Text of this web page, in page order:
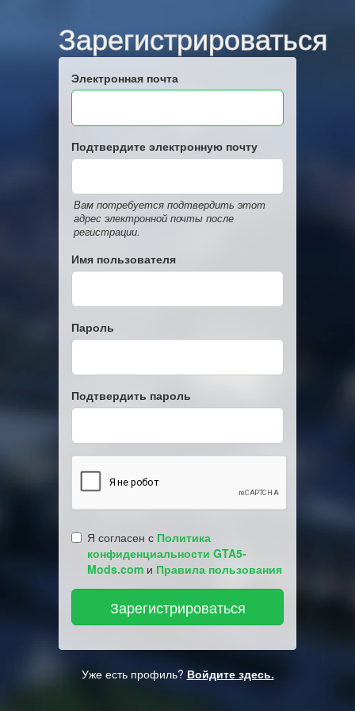
Зарегистрироваться
Электронная почта
Подтвердите электронную почту
Вам потребуется подтвердить этот
адрес электронной почты после
регистрации.
Имя пользователя
Пароль
Подтвердить пароль
Я согласен с Политика
конфиденциальности GTA5-
Mods.com и Правила пользования
Уже есть профиль? Войдите здесь.